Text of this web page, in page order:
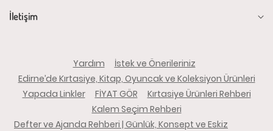
İletişim
Yardım
İstek ve Önerileriniz
Edirne’de Kırtasiye, Kitap, Oyuncak ve Koleksiyon Ürünleri
Yapada Linkler
FİYAT GÖR
Kırtasiye Ürünleri Rehberi
Kalem Seçim Rehberi
Defter ve Ajanda Rehberi | Günlük, Konsept ve Eskiz